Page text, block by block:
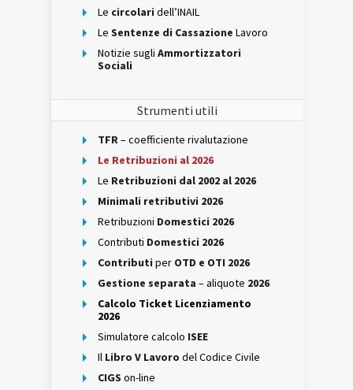
Le circolari dell’INAIL
Le Sentenze di Cassazione Lavoro
Notizie sugli Ammortizzatori
Sociali
Strumenti utili
TFR– coefficiente rivalutazione
Le Retribuzioni al 2026
Le Retribuzioni dal 2002 al 2026
Minimali retributivi 2026
Retribuzioni Domestici 2026
Contributi Domestici 2026
Contributi per OTD e OTI 2026
Gestione separata – aliquote 2026
Calcolo Ticket Licenziamento
2026
Simulatore calcolo ISEE
Il Libro V Lavoro del Codice Civile
CIGS on-line